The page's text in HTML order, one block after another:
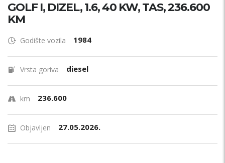
GOLF I, DIZEL, 1.6, 40 KW, TAS, 236.600
KM
Godište vozila 1984
Vrsta goriva diesel
km 236.600
Objavljen 27.05.2026.